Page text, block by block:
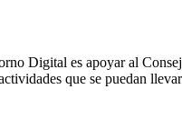
Digital es apoyar al
que se puedan